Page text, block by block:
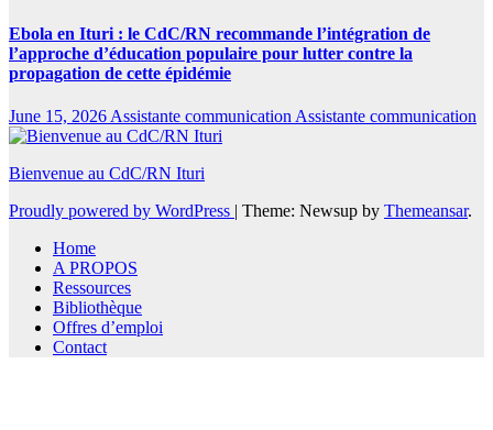
Ebola en Ituri : le CdC/RN recommande l’intégration de
l’approche d’éducation populaire pour lutter contre la
propagation de cette épidémie
June 15, 2026 Assistante communication Assistante communication
Bienvenue au CdC/RN Ituri
Proudly powered by WordPress | Theme: Newsup by Themeansar.
Home
A PROPOS
Ressources
Bibliothèque
Offres d’emploi
Contact